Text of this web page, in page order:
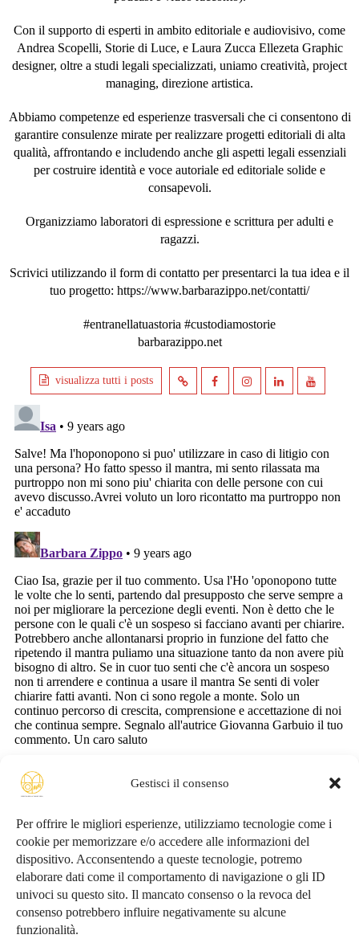
Gestisci il consenso
Per offrire le migliori esperienze, utilizziamo tecnologie come i
cookie per memorizzare e/o accedere alle informazioni del
dispositivo. Acconsentendo a queste tecnologie, potremo
elaborare dati come il comportamento di navigazione o gli ID
univoci su questo sito. Il mancato consenso o la revoca del
consenso potrebbero influire negativamente su alcune
funzionalità.
Con il supporto di esperti in ambito editoriale e audiovisivo, come
Andrea Scopelli, Storie di Luce, e Laura Zucca Ellezeta Graphic
designer, oltre a studi legali specializzati, uniamo creatività, project
managing, direzione artistica.
Abbiamo competenze ed esperienze trasversali che ci consentono di
garantire consulenze mirate per realizzare progetti editoriali di alta
qualità, affrontando e includendo anche gli aspetti legali essenziali
per costruire identità e voce autoriale ed editoriale solide e
consapevoli.
Organizziamo laboratori di espressione e scrittura per adulti e
ragazzi.
Scrivici utilizzando il form di contatto per presentarci la tua idea e il
tuo progetto: https://www.barbarazippo.net/contatti/
#entranellatuastoria #custodiamostorie
barbarazippo.net
visualizza tutti i posts
Conosciamoci